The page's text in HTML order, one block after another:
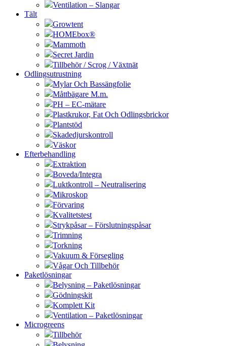
Ventilation – Slangar
Tält
Growtent
HOMEbox®
Mammoth
Secret Jardin
Tillbehör / Scrog / Växtnät
Odlingsutrustning
Mylar Och Bassängfolie
Måttbägare M.m.
PH – EC-mätare
Plastkrukor, Fat Och Odlingsbrickor
Plantstöd
Skadedjurskontroll
Väskor
Efterbehandling
Extraktion
Boveda/Integra
Luktkontroll – Neutralisering
Mikroskop
Förvaring
Kvalitetstest
Strykpåsar – Förslutningspåsar
Trimning
Torkning
Vakuum & Försegling
Vågar Och Tillbehör
Paketlösningar
Belysning – Paketlösningar
Gödningskit
Komplett Kit
Ventilation – Paketlösningar
Microgreens
Tillbehör